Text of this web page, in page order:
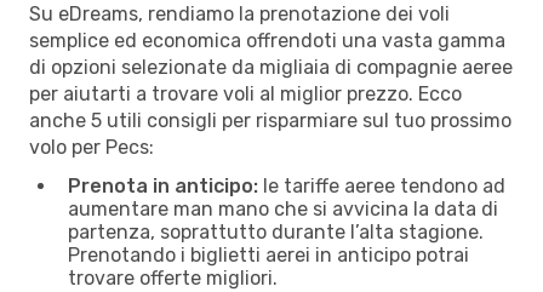
Su eDreams, rendiamo la prenotazione dei voli
semplice ed economica offrendoti una vasta gamma
di opzioni selezionate da migliaia di compagnie aeree
per aiutarti a trovare voli al miglior prezzo. Ecco
anche 5 utili consigli per risparmiare sul tuo prossimo
volo per Pecs:
Prenota in anticipo: le tariffe aeree tendono ad
aumentare man mano che si avvicina la data di
partenza, soprattutto durante l’alta stagione.
Prenotando i biglietti aerei in anticipo potrai
trovare offerte migliori.